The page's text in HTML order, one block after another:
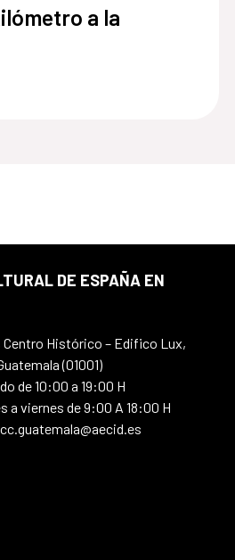
a la
DE ESPAÑA EN
Centro Histórico – Edifico Lux,
(01001)
de 10:00 a 19:00 H
a viernes de 9:00 A 18:00 H